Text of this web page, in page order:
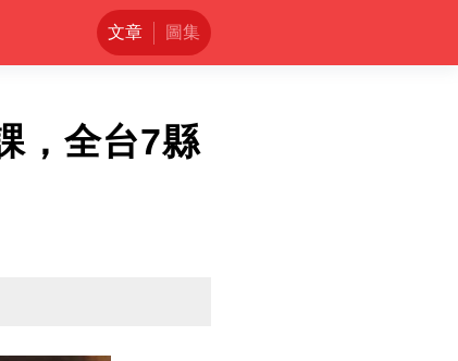
文章 圖集
，全台7縣